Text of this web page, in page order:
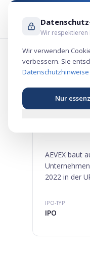
Aevex
AEVEX baut
2022 in der
IPO-TYP
IPO
Wir respektieren
Wir verwenden
verbessern. Sie
Datenschutzhinweise
Nur